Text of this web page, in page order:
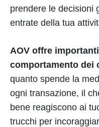
prendere le decisioni
entrate della tua
AOV offre
comportamento dei
quanto spende la
ogni transazione, il
bene reagiscono ai
trucchi per